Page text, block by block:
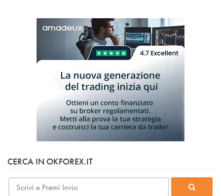
CERCA IN OKFOREX.IT